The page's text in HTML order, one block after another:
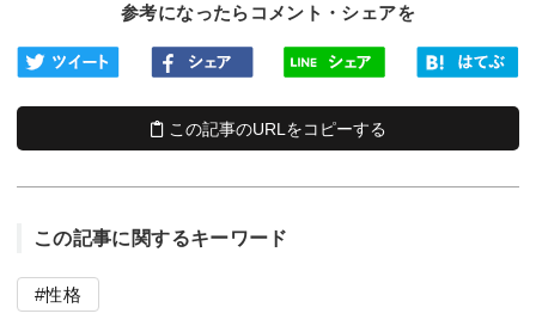
参考になったらコメント・シェアを
この記事のURLをコピーする
この記事に関するキーワード
性格